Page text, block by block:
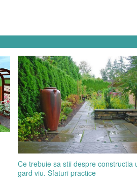
Ce trebuie sa stii despre constructia
gard viu. Sfaturi practice